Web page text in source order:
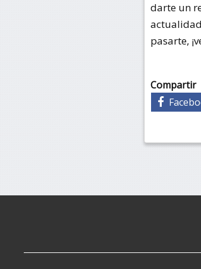
darte un
pasarte,
Compartir